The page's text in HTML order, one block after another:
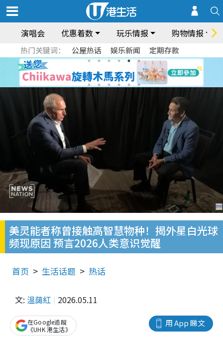
演唱会 优惠着数 玩乐情报 购物情报
热门关键词： 公屋热话 娱乐新闻 定期存款
美灵能者称曾接触高智慧物种！揭外星白光球
频现原因 预言2026人类意识觉醒
首页 生活话题 热话
文: 溫藹紅 2026.05.11
用 App 睇文
在Google追蹤
《UHK 港生活》